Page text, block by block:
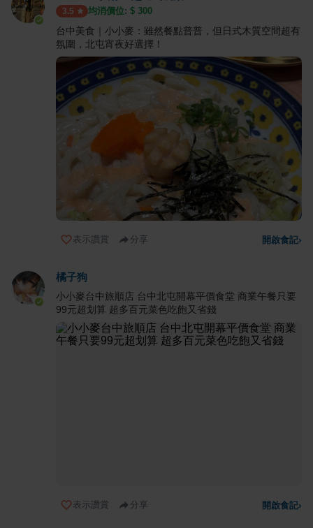
3.5 均消價位: $ 300
台中美食｜小小麥：雖然餐點普普，但日式木質空間超有
氛圍，北屯宵夜好選擇！
表示讚賞 分享 開啟食記›
橘子狗
小小麥台中旅順店 台中北屯開幕平價食堂 商業午餐只要
99元超划算 超多百元菜色吃飽又省錢
表示讚賞 分享 開啟食記›